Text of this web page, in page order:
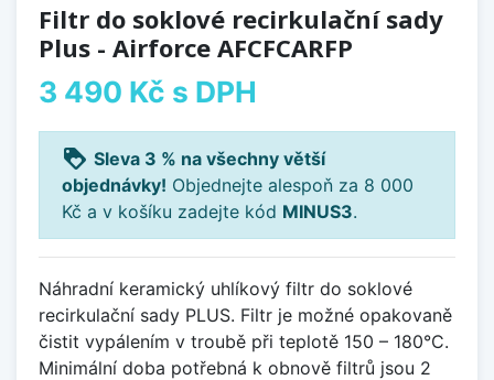
Filtr do soklové recirkulační sady
Plus - Airforce AFCFCARFP
3 490 Kč s DPH
loyalty Sleva 3 % na všechny větší
objednávky! Objednejte alespoň za 8 000
Kč a v košíku zadejte kód MINUS3.
Náhradní keramický uhlíkový filtr do soklové
recirkulační sady PLUS. Filtr je možné opakovaně
čistit vypálením v troubě při teplotě 150 – 180°C.
Minimální doba potřebná k obnově filtrů jsou 2